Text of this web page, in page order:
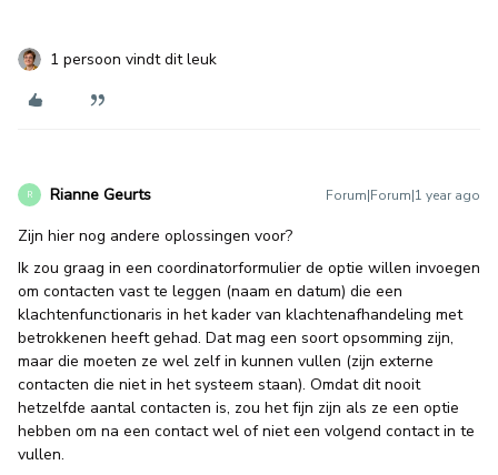
1 persoon vindt dit leuk
R Rianne Geurts Forum|Forum|1 year ago
Zijn hier nog andere oplossingen voor?
Ik zou graag in een coordinatorformulier de optie willen invoegen
om contacten vast te leggen (naam en datum) die een
klachtenfunctionaris in het kader van klachtenafhandeling met
betrokkenen heeft gehad. Dat mag een soort opsomming zijn,
maar die moeten ze wel zelf in kunnen vullen (zijn externe
contacten die niet in het systeem staan). Omdat dit nooit
hetzelfde aantal contacten is, zou het fijn zijn als ze een optie
hebben om na een contact wel of niet een volgend contact in te
vullen.